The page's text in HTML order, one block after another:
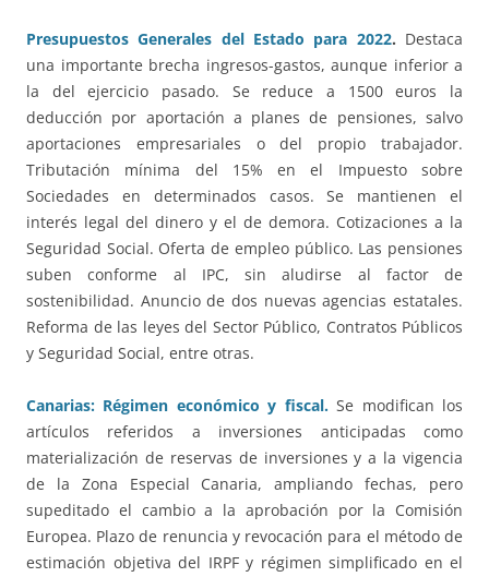
Presupuestos Generales del Estado para 2022. Destaca
una importante brecha ingresos-gastos, aunque inferior a
la del ejercicio pasado. Se reduce a 1500 euros la
deducción por aportación a planes de pensiones, salvo
aportaciones empresariales o del propio trabajador.
Tributación mínima del 15% en el Impuesto sobre
Sociedades en determinados casos. Se mantienen el
interés legal del dinero y el de demora. Cotizaciones a la
Seguridad Social. Oferta de empleo público. Las pensiones
suben conforme al IPC, sin aludirse al factor de
sostenibilidad. Anuncio de dos nuevas agencias estatales.
Reforma de las leyes del Sector Público, Contratos Públicos
y Seguridad Social, entre otras.
Canarias: Régimen económico y fiscal. Se modifican los
artículos referidos a inversiones anticipadas como
materialización de reservas de inversiones y a la vigencia
de la Zona Especial Canaria, ampliando fechas, pero
supeditado el cambio a la aprobación por la Comisión
Europea. Plazo de renuncia y revocación para el método de
estimación objetiva del IRPF y régimen simplificado en el